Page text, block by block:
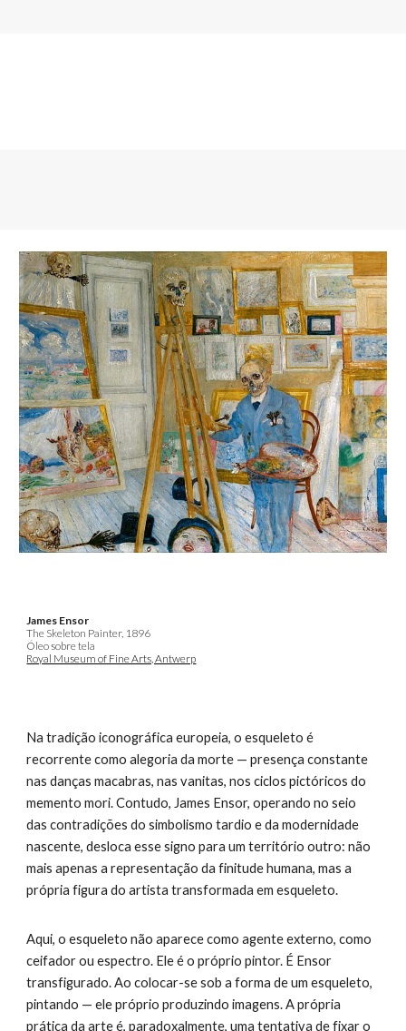
James Ensor
The Skeleton Painter, 1896
Óleo sobre tela
Royal Museum of Fine Arts, Antwerp
Na tradição iconográfica europeia, o esqueleto é
recorrente como alegoria da morte — presença constante
nas danças macabras, nas vanitas, nos ciclos pictóricos do
memento mori. Contudo, James Ensor, operando no seio
das contradições do simbolismo tardio e da modernidade
nascente, desloca esse signo para um território outro: não
mais apenas a representação da finitude humana, mas a
própria figura do artista transformada em esqueleto.
Aqui, o esqueleto não aparece como agente externo, como
ceifador ou espectro. Ele é o próprio pintor. É Ensor
transfigurado. Ao colocar-se sob a forma de um esqueleto,
pintando — ele próprio produzindo imagens. A própria
prática da arte é, paradoxalmente, uma tentativa de fixar o